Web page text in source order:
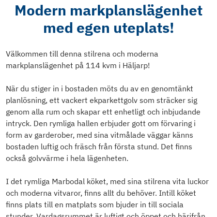
Modern markplanslägenhet
med egen uteplats!
Välkommen till denna stilrena och moderna
markplanslägenhet på 114 kvm i Häljarp!
När du stiger in i bostaden möts du av en genomtänkt
planlösning, ett vackert ekparkettgolv som sträcker sig
genom alla rum och skapar ett enhetligt och inbjudande
intryck. Den rymliga hallen erbjuder gott om förvaring i
form av garderober, med sina vitmålade väggar känns
bostaden luftig och fräsch från första stund. Det finns
också golvvärme i hela lägenheten.
I det rymliga Marbodal köket, med sina stilrena vita luckor
och moderna vitvaror, finns allt du behöver. Intill köket
finns plats till en matplats som bjuder in till sociala